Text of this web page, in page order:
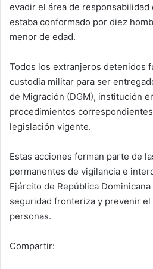
evadir el área de responsabilidad
estaba conformado por diez
menor de edad.
Todos los extranjeros detenidos
custodia militar para ser
de Migración (DGM), institución
procedimientos
legislación vigente.
Estas acciones forman parte de
permanentes de vigilancia e
Ejército de República
seguridad fronteriza y prevenir
personas.
Compartir: